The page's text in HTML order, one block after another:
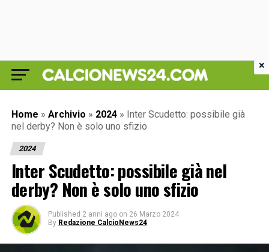
Home » Archivio » 2024 » Inter Scudetto: possibile già
nel derby? Non è solo uno sfizio
2024
Inter Scudetto: possibile già nel
derby? Non è solo uno sfizio
Published 2 anni ago on 26 Marzo 2024
By Redazione CalcioNews24
×